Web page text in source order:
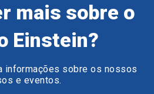
mais sobre o
Einstein?
informações sobre os nossos
e eventos.